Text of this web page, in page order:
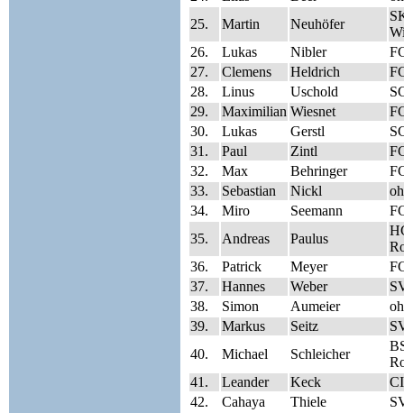
25.
Martin Neuhöfer
26.
Lukas Nibler
27.
Clemens Heldrich
28.
Linus Uschold
29.
Maximilian Wiesnet
30.
Lukas Gerstl
31.
Paul Zintl
32.
Max Behringer
33.
Sebastian Nickl
34.
Miro Seemann
35.
Andreas Paulus
36.
Patrick Meyer
37.
Hannes Weber
38.
Simon Aumeier
39.
Markus Seitz
40.
Michael Schleicher
41.
Leander Keck
42.
Cahaya Thiele